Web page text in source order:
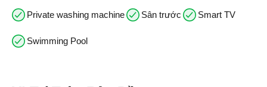
Private washing machine Sân trước Smart TV
Swimming Pool